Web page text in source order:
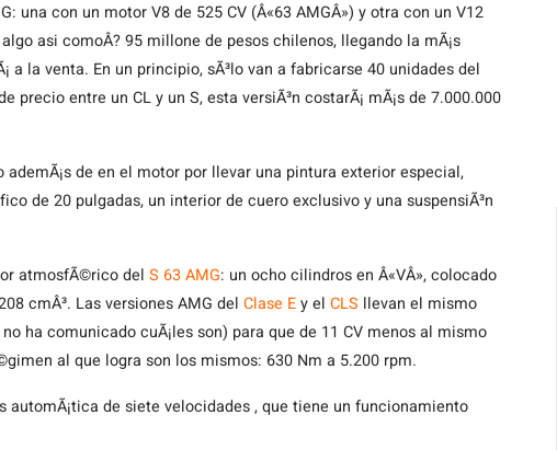
una con un motor V8 de 525 CV (Â«63 AMGÂ») y otra con un V12
asi comoÂ? 95 millone de pesos chilenos, llegando la mÃ¡s
a la venta. En un principio, sÃ³lo van a fabricarse 40 unidades del
precio entre un CL y un S, esta versiÃ³n costarÃ¡ mÃ¡s de 7.000.000
ademÃ¡s de en el motor por llevar una pintura exterior especial,
de 20 pulgadas, un interior de cuero exclusivo y una suspensiÃ³n
atmosfÃ©rico del S 63 AMG: un ocho cilindros en Â«VÂ», colocado
cmÂ³. Las versiones AMG del Clase Ey el CLS llevan el mismo
ha comunicado cuÃ¡les son) para que de 11 CV menos al mismo
al que logra son los mismos: 630 Nm a 5.200 rpm.
automÃ¡tica de siete velocidades , que tiene un funcionamiento